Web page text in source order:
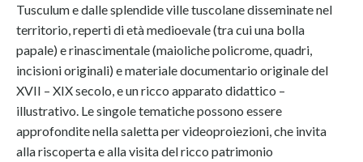
Tusculum e dalle splendide ville tuscolane disseminate nel
territorio, reperti di età medioevale (tra cui una bolla
papale) e rinascimentale (maioliche policrome, quadri,
incisioni originali) e materiale documentario originale del
XVII – XIX secolo, e un ricco apparato didattico –
illustrativo. Le singole tematiche possono essere
approfondite nella saletta per videoproiezioni, che invita
alla riscoperta e alla visita del ricco patrimonio